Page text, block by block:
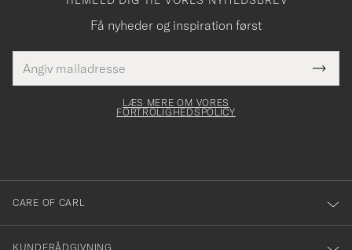
Få nyheder og inspiration først
mailadresse
skal
Tack
för
dig
till
vårt
nyhetsbrev!
LÆS MERE OM VORES
FORTROLIGHEDSPOLICY
CARE OF CARL
KUNDERÅDGIVNING